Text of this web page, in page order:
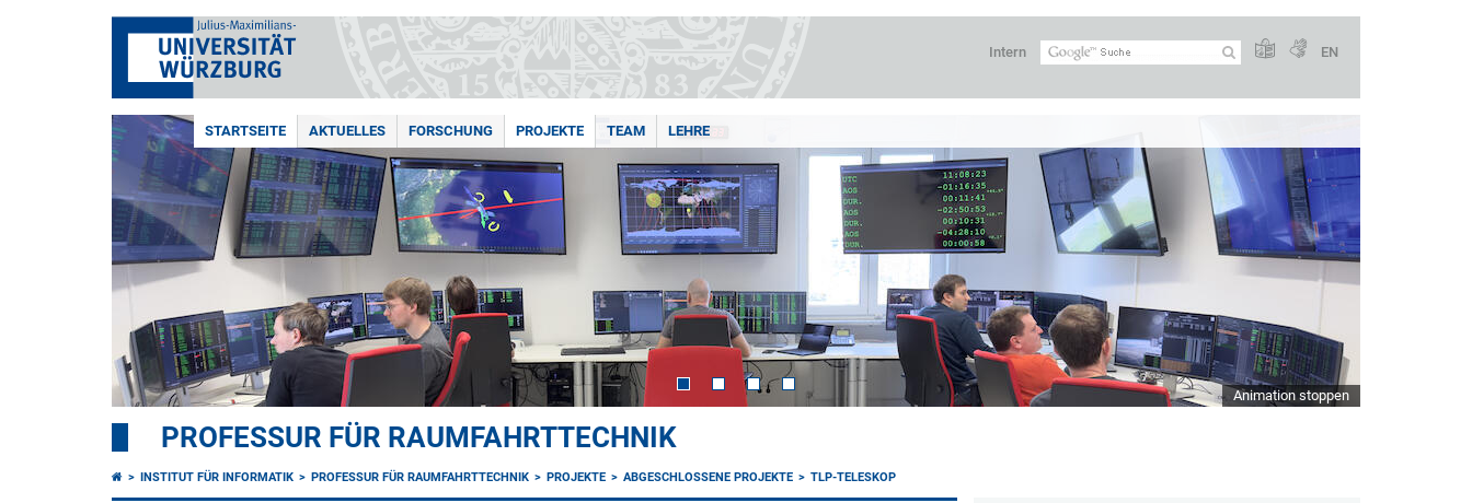
Intern EN
STARTSEITE AKTUELLES FORSCHUNG PROJEKTE TEAM LEHRE
Animation stoppen
PROFESSUR FÜR RAUMFAHRTTECHNIK
INSTITUT FÜR INFORMATIK PROFESSUR FÜR RAUMFAHRTTECHNIK PROJEKTE ABGESCHLOSSENE PROJEKTE TLP-TELESKOP